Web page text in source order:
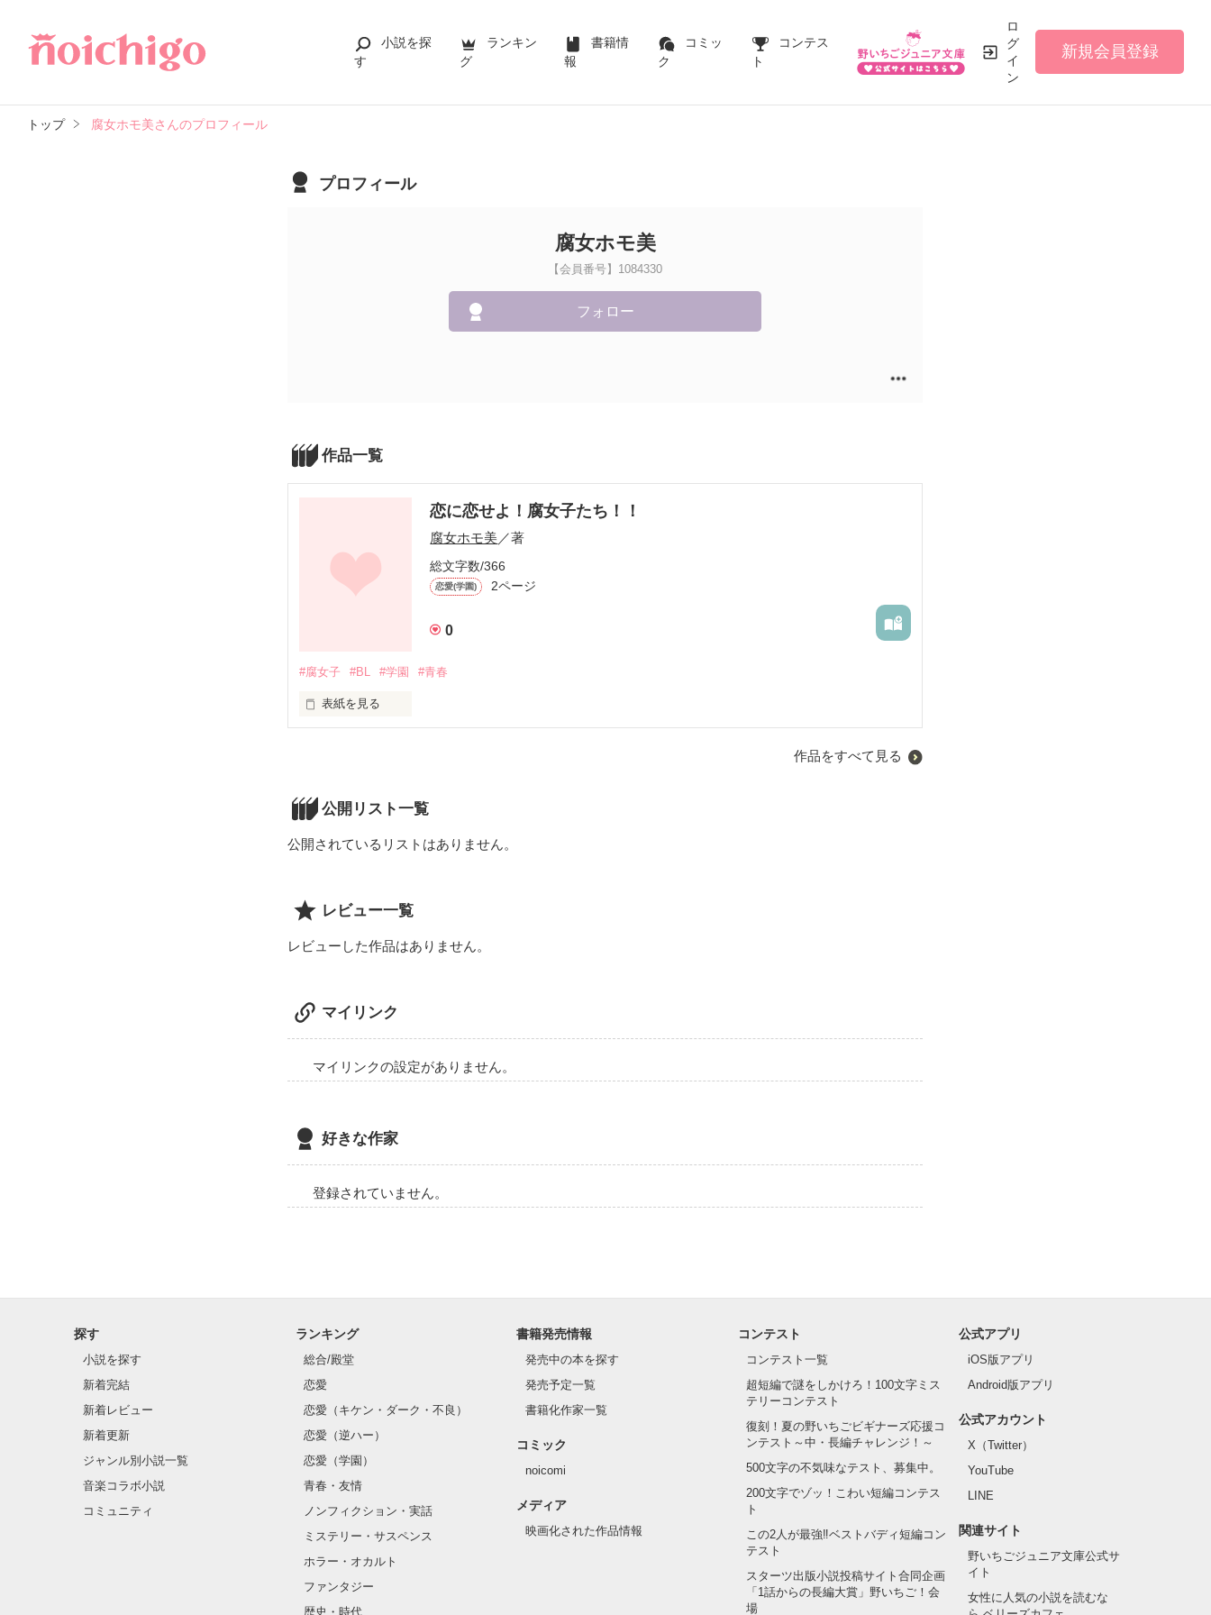
小説を探
す
ランキン
グ
書籍情
報
コミッ
ク
コンテス
ト
ロ
グ
イ
ン
新規会員登録
トップ 腐女ホモ美さんのプロフィール
プロフィール
腐女ホモ美
【会員番号】1084330
フォロー
作品一覧
恋に恋せよ！腐女子たち！！
腐女ホモ美／著
総文字数/366
恋愛(学園) 2ページ
0
#腐女子 #BL #学園 #青春
表紙を見る
作品をすべて見る
公開リスト一覧
公開されているリストはありません。
レビュー一覧
レビューした作品はありません。
マイリンク
マイリンクの設定がありません。
好きな作家
登録されていません。
探す
小説を探す
新着完結
新着レビュー
新着更新
ジャンル別小説一覧
音楽コラボ小説
コミュニティ
ランキング
総合/殿堂
恋愛
恋愛（キケン・ダーク・不良）
恋愛（逆ハー）
恋愛（学園）
青春・友情
ノンフィクション・実話
ミステリー・サスペンス
ホラー・オカルト
ファンタジー
歴史・時代
書籍発売情報
発売中の本を探す
発売予定一覧
書籍化作家一覧
コミック
noicomi
メディア
映画化された作品情報
コンテスト
コンテスト一覧
超短編で謎をしかけろ！100文字ミス
テリーコンテスト
復刻！夏の野いちごビギナーズ応援コ
ンテスト～中・長編チャレンジ！～
500文字の不気味なテスト、募集中。
200文字でゾッ！こわい短編コンテス
ト
この2人が最強‼ベストバディ短編コン
テスト
スターツ出版小説投稿サイト合同企画
「1話からの長編大賞」野いちご！会
場
公式アプリ
iOS版アプリ
Android版アプリ
公式アカウント
X（Twitter）
YouTube
LINE
関連サイト
野いちごジュニア文庫公式サ
イト
女性に人気の小説を読むな